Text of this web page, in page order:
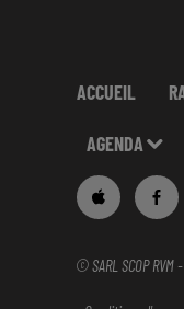
ACCUEIL
AGENDA
© SARL SCOP